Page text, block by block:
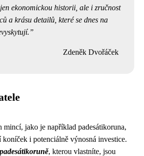
ekonomickou historii, ale i zručnost
a krásu detailů, které se dnes na
Zdeněk Dvořáček
mincí, jako je například padesátikoruna,
i potenciálně výnosná investice.
, kterou vlastníte, jsou